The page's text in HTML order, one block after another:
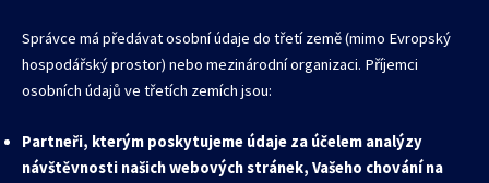
Správce má předávat osobní údaje do třetí země (mimo Evropský
hospodářský prostor) nebo mezinárodní organizaci. Příjemci
osobních údajů ve třetích zemích jsou:
Partneři, kterým poskytujeme údaje za účelem analýzy
návštěvnosti našich webových stránek, Vašeho chování na